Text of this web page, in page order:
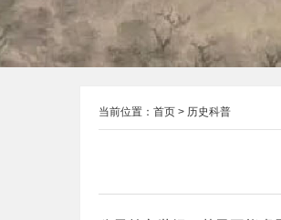
当前位置： 首页 > 历史科普